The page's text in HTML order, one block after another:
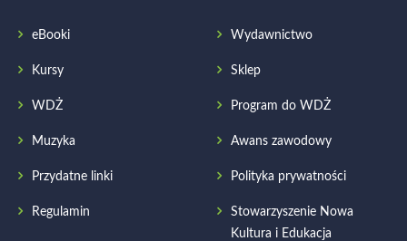
eBooki Wydawnictwo
Kursy Sklep
WDŻ Program do WDŻ
Muzyka Awans zawodowy
Przydatne linki Polityka prywatności
Regulamin
Stowarzyszenie Nowa
Kultura i Edukacja